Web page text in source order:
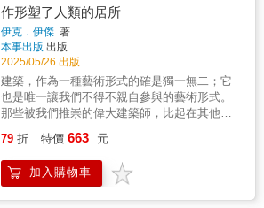
的手法，將他所身處時代的器物象徵轉譯為建
築中的組構元素。」──葛瑞夫│建築師
1981「藉著結合一般人信念中絕不相干的主
題，勒．柯比意總能策動一種感動，既伸張又
壓縮，既開闊又稠密，既動感又靜態。因此他
總能在在營造出強烈的視覺刺激，而且參訪者
往往常在事後才意識到自己曾經臣服於〔勒．
柯比意所創造的〕一種非常經驗。」──羅│教
育家、史學家、評論家1961「勒．柯比意的
〔薩伏瓦〕住宅之所以讓人折服，在於他對所
有制式觀點的拒絕。正如同他其餘的寫作或設
關懷等）」的探究與梳理，來為台灣這個依然
混沌、帶有複雜與矛盾之狀態的建築領域，注
入新鮮的氣息提供轉化的可能，讓台灣重新看
見現代主義建築曾經帶給這個世界的那份純粹
的抽象與理性，並在穿透與流動的空間場域中
感受詩意。【好評推薦語】●搭乘過日本西武
001系Laview列車的人與走訪過羅浮宮朗斯分館
的人想必無不驚豔與震撼SANAA的作品。謝宗
哲老師在這本書裡所呈現的妹島與西澤映像，
感知他者的特質，例如：世界與時間、虛質
（空間）與介質（空氣）、風景（自然）與風
情（城市）等等，我們因而領略妹島與西澤的
可貴的是，他們能靈活結合前瞻科技與實用解
決方案，在各設計領域中建立起連結本土與全
球的新標竿。獲獎作品不僅展現創新與卓越，
更體現設計界對於打造更美好未來的共同承
諾。我謹向所有獲獎者──特別是來自台灣的設
計團隊──致上最誠摯的祝賀，並期待持續見證
你們所帶來的正向影響與遠見。
深入研究建築如何透過敘事影響人類的認知、
記憶與未來想像。強調空間不僅是物理結構，
而是承載社會文化、個人情感與歷史記憶的載
體。書中包含20個單元，循序漸進地講解敘事
建築的設計方法，並輔以學生作品案例，使讀
者能直觀感受理論如何應用於實際設計。這是
一部兼具理論深度與實踐價值的建築專書，它
打破傳統建築設計的框架，將設計視為敘事的
過程，並引入科技、人文、符號學、哲學等多
中的反烏托邦敘事、AI與建築設計的關係、儀
式性空間等討論，都為當代建築學帶來了新的
啟發。
作形塑了人類的居所
伊克．伊傑 著
本事出版 出版
2025/05/26 出版
建築，作為一種藝術形式的確是獨一無二；它
也是唯一讓我們不得不親自參與的藝術形式。
那些被我們推崇的偉大建築師，比起在其他領
活。在所有的藝術形式中，建築就是人類的故
事，透過這些故事，我們可以了解是哪些人讓
這些故事變得偉大，而這件事最有價值的一
79 折 特價 663 元
加入購物車